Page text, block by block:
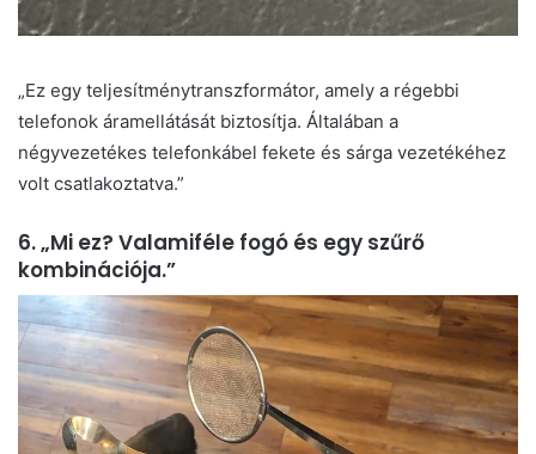
„Ez egy teljesítménytranszformátor, amely a régebbi
telefonok áramellátását biztosítja. Általában a
négyvezetékes telefonkábel fekete és sárga vezetékéhez
volt csatlakoztatva.”
6. „Mi ez? Valamiféle fogó és egy szűrő
kombinációja.”